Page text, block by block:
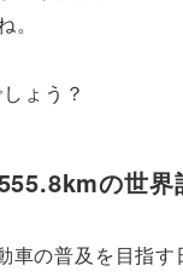
。
ょう？
の世界
車の普及を目指す